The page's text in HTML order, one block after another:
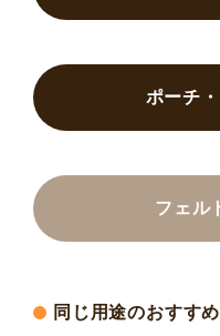
ポーチ
フェル
同じ用途のおすす